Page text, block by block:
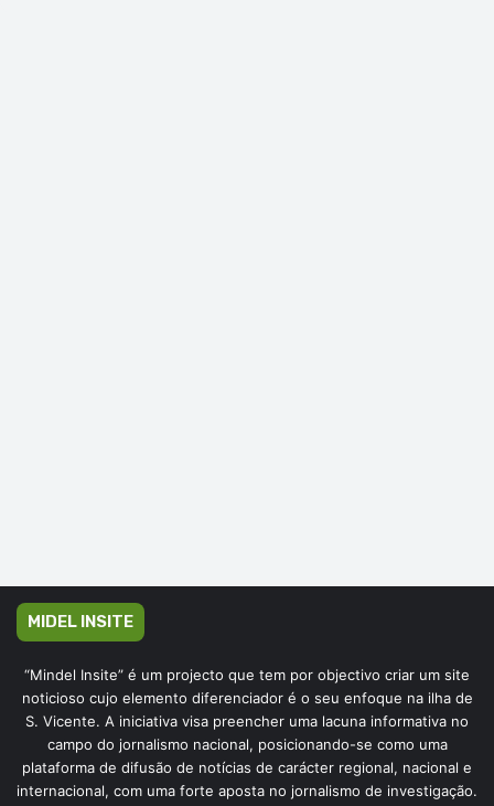
MIDEL INSITE
“Mindel Insite” é um projecto que tem por objectivo criar um site
noticioso cujo elemento diferenciador é o seu enfoque na ilha de
S. Vicente. A iniciativa visa preencher uma lacuna informativa no
campo do jornalismo nacional, posicionando-se como uma
plataforma de difusão de notícias de carácter regional, nacional e
internacional, com uma forte aposta no jornalismo de investigação.